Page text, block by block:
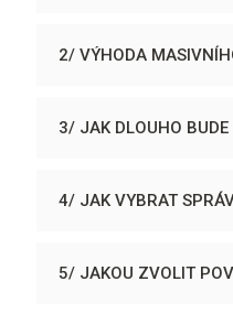
2/ VÝHODA
3/ JAK DLOUHO
4/ JAK VYBRAT
5/ JAKOU ZVOLIT